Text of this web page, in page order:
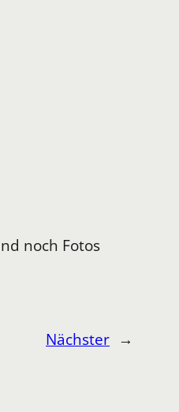
noch Fotos
Nächster →